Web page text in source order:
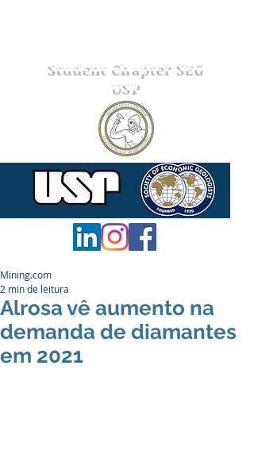
Student Chapter SEG
USP
Alrosa vê aumento na
demanda de diamantes
em 2021
Mining.com
2 min de leitura